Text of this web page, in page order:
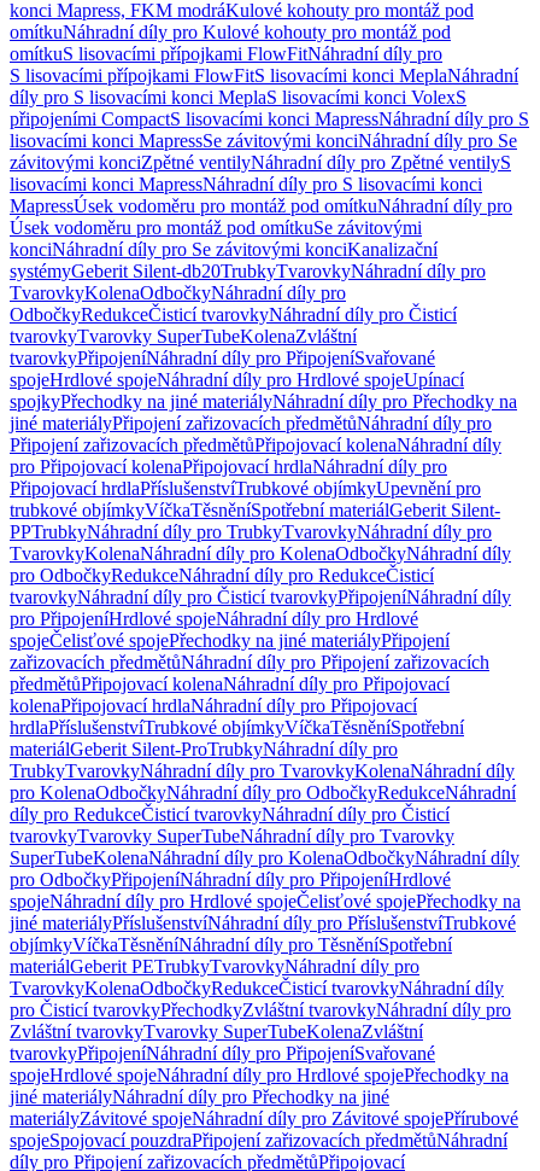
konci Mapress, FKM modráKulové kohouty pro montáž pod
omítkuNáhradní díly pro Kulové kohouty pro montáž pod
omítkuS lisovacími přípojkami FlowFitNáhradní díly pro
S lisovacími přípojkami FlowFitS lisovacími konci MeplaNáhradní
díly pro S lisovacími konci MeplaS lisovacími konci VolexS
připojeními CompactS lisovacími konci MapressNáhradní díly pro S
lisovacími konci MapressSe závitovými konciNáhradní díly pro Se
závitovými konciZpětné ventilyNáhradní díly pro Zpětné ventilyS
lisovacími konci MapressNáhradní díly pro S lisovacími konci
MapressÚsek vodoměru pro montáž pod omítkuNáhradní díly pro
Úsek vodoměru pro montáž pod omítkuSe závitovými
konciNáhradní díly pro Se závitovými konciKanalizační
systémyGeberit Silent-db20TrubkyTvarovkyNáhradní díly pro
TvarovkyKolenaOdbočkyNáhradní díly pro
OdbočkyRedukceČisticí tvarovkyNáhradní díly pro Čisticí
tvarovkyTvarovky SuperTubeKolenaZvláštní
tvarovkyPřipojeníNáhradní díly pro PřipojeníSvařované
spojeHrdlové spojeNáhradní díly pro Hrdlové spojeUpínací
spojkyPřechodky na jiné materiályNáhradní díly pro Přechodky na
jiné materiályPřipojení zařizovacích předmětůNáhradní díly pro
Připojení zařizovacích předmětůPřipojovací kolenaNáhradní díly
pro Připojovací kolenaPřipojovací hrdlaNáhradní díly pro
Připojovací hrdlaPříslušenstvíTrubkové objímkyUpevnění pro
trubkové objímkyVíčkaTěsněníSpotřební materiálGeberit Silent-
PPTrubkyNáhradní díly pro TrubkyTvarovkyNáhradní díly pro
TvarovkyKolenaNáhradní díly pro KolenaOdbočkyNáhradní díly
pro OdbočkyRedukceNáhradní díly pro RedukceČisticí
tvarovkyNáhradní díly pro Čisticí tvarovkyPřipojeníNáhradní díly
pro PřipojeníHrdlové spojeNáhradní díly pro Hrdlové
spojeČelisťové spojePřechodky na jiné materiályPřipojení
zařizovacích předmětůNáhradní díly pro Připojení zařizovacích
předmětůPřipojovací kolenaNáhradní díly pro Připojovací
kolenaPřipojovací hrdlaNáhradní díly pro Připojovací
hrdlaPříslušenstvíTrubkové objímkyVíčkaTěsněníSpotřební
materiálGeberit Silent-ProTrubkyNáhradní díly pro
TrubkyTvarovkyNáhradní díly pro TvarovkyKolenaNáhradní díly
pro KolenaOdbočkyNáhradní díly pro OdbočkyRedukceNáhradní
díly pro RedukceČisticí tvarovkyNáhradní díly pro Čisticí
tvarovkyTvarovky SuperTubeNáhradní díly pro Tvarovky
SuperTubeKolenaNáhradní díly pro KolenaOdbočkyNáhradní díly
pro OdbočkyPřipojeníNáhradní díly pro PřipojeníHrdlové
spojeNáhradní díly pro Hrdlové spojeČelisťové spojePřechodky na
jiné materiályPříslušenstvíNáhradní díly pro PříslušenstvíTrubkové
objímkyVíčkaTěsněníNáhradní díly pro TěsněníSpotřební
materiálGeberit PETrubkyTvarovkyNáhradní díly pro
TvarovkyKolenaOdbočkyRedukceČisticí tvarovkyNáhradní díly
pro Čisticí tvarovkyPřechodkyZvláštní tvarovkyNáhradní díly pro
Zvláštní tvarovkyTvarovky SuperTubeKolenaZvláštní
tvarovkyPřipojeníNáhradní díly pro PřipojeníSvařované
spojeHrdlové spojeNáhradní díly pro Hrdlové spojePřechodky na
jiné materiályNáhradní díly pro Přechodky na jiné
materiályZávitové spojeNáhradní díly pro Závitové spojePřírubové
spojeSpojovací pouzdraPřipojení zařizovacích předmětůNáhradní
díly pro Připojení zařizovacích předmětůPřipojovací